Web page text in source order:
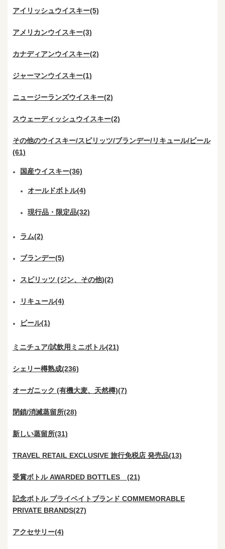
アイリッシュウイスキー(5)
アメリカンウイスキー(3)
カナディアンウイスキー(2)
ジャーマンウイスキー(1)
ニュージーランズウイスキー(2)
スウェーディッシュウイスキー(2)
その他のウイスキー/スピリッツ/ブランデー/リキュール/ビール
(61)
国産ウイスキー(36)
オールドボトル(4)
現行品・限定品(32)
ラム(2)
ブランデー(5)
スピリッツ (ジン、その他)(2)
リキュール(4)
ビール(1)
ミニチュア/試飲用ミニボトル(21)
シェリー樽熟成(236)
オーガニック (有機大麦、天然樽)(7)
閉鎖/消滅蒸留所(28)
新しい蒸留所(31)
TRAVEL RETAIL EXCLUSIVE 旅行免税店 発売品(13)
受賞ボトル AWARDED BOTTLES (21)
記念ボトル プライベイトブランド COMMEMORABLE
PRIVATE BRANDS(27)
アクセサリー(4)